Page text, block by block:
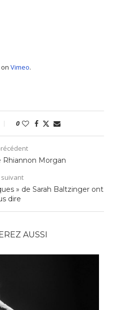
on Vimeo.
0
Rhiannon Morgan
» de Sarah Baltzinger ont
dire
AUSSI